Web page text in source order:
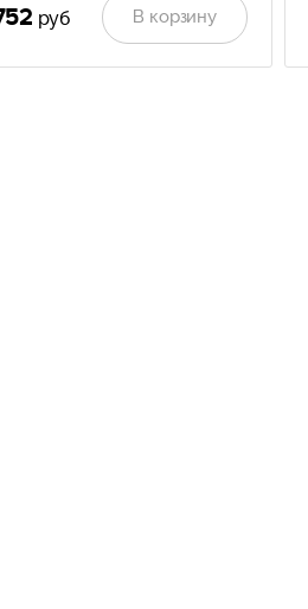
руб В корзину